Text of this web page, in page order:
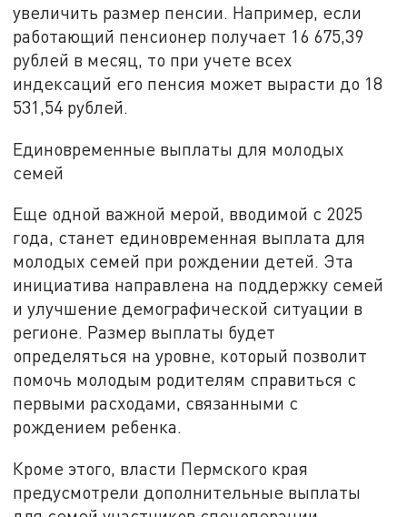
увеличить размер пенсии. Например, если
работающий пенсионер получает 16 675,39
рублей в месяц, то при учете всех
индексаций его пенсия может вырасти до 18
531,54 рублей.
Единовременные выплаты для молодых
семей
Еще одной важной мерой, вводимой с 2025
года, станет единовременная выплата для
молодых семей при рождении детей. Эта
инициатива направлена на поддержку семей
и улучшение демографической ситуации в
регионе. Размер выплаты будет
определяться на уровне, который позволит
помочь молодым родителям справиться с
первыми расходами, связанными с
рождением ребенка.
Кроме этого, власти Пермского края
предусмотрели дополнительные выплаты